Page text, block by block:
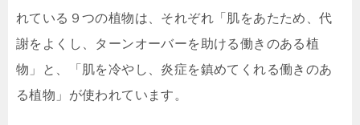
れている９つの植物は、それぞれ「 肌をあたため、代
謝をよくし、ターンオーバーを助ける働きのある植
物 」と、「 肌を冷やし、炎症を鎮めてくれる働きのあ
る植物 」が使われています。